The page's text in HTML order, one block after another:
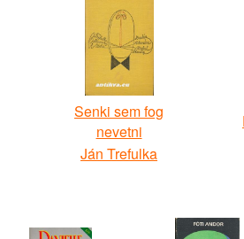
Senki sem fog
nevetni
Ján Trefulka